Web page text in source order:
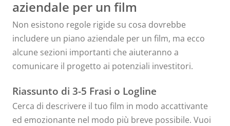
aziendale per un film
Non esistono regole rigide su cosa dovrebbe
includere un piano aziendale per un film, ma ecco
alcune sezioni importanti che aiuteranno a
comunicare il progetto ai potenziali investitori.
Riassunto di 3-5 Frasi o Logline
Cerca di descrivere il tuo film in modo accattivante
ed emozionante nel modo più breve possibile. Vuoi